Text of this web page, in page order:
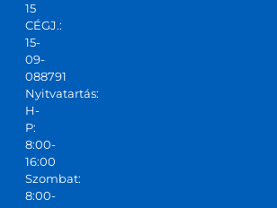
15
CÉGJ.:
15-
09-
088791
Nyitvatartás:
H-
P:
8:00-
16:00
Szombat:
8:00-